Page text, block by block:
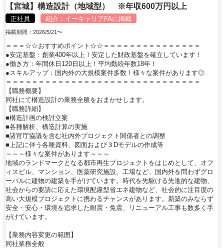
【宮城】構造設計（地域型） ※年収600万円以上
正社員 紹介： イーキャリアFAに掲載
掲載期間：2026/5/21〜
＝＝＝☆☆おすすめポイント☆☆＝＝＝＝＝＝＝＝＝＝＝＝＝＝＝
●安定基盤：創業400年以上！安定した財政基盤を確立しています！
●働き方：年間休日120日以上！平均勤続年数18年！
●スキルアップ：国内外の大規模案件多数！様々な案件があります◎
＝＝＝＝＝＝＝＝＝＝＝＝＝＝＝＝＝＝＝＝＝＝＝＝＝＝＝＝＝＝
【職務概要】
同社にて構造設計の業務全般をおまかせします。
【職務詳細】
■構造計画の検討立案
■各種解析、構造計算の実施
■諸官庁協議を含む社内外プロジェクト関係者との調整
■上記に伴う各種資料、図面および３Dモデルの作成等
～～～様々な案件があります～～～
地域のランドマークとなる都市再生プロジェクトをはじめとして、オフ
ィスビル、マンション、医薬研究施設、工場など、国内外を問わずグロ
ーバルに建物の建築を手がけています。時代を先駆ける先進的な建物、
社会からの要請に応えた環境配慮型省エネ建物など、社会的に注目度の
高い大規模プロジェクトに携わるチャンスがあります。新築のみならず
安全・安心・環境を追求した耐震・免震、リニューアル工事も数多く手
がけています。
【業務内容変更の範囲】
同社業務全般